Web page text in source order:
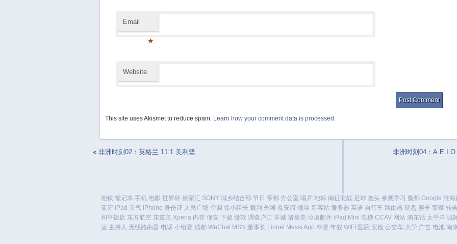
Email
*
Website
This site uses Akismet to reduce spam. Learn how your comment data is processed.
« 非洲时刻02：英格兰 11:1 美利坚 非洲时刻04：
地铁 笔记本 手机 电影 世界杯 徐家汇 SONY 城乡结合部 节日 帝都 办公室 唱片 地标 南征北战 足球 差头 参观学习 魔都 Google 淮海
蓝牙 iPad 天气 iPhone 身份证 人民广场 空调 徐小组长 裁判 外滩 临安府 领导 新客站 服务器 英语 自行车 路由器 硬盘 赛季 警察 转会
和平饭店 东方航空 东道主 Xperia 内存 保安 下载 微软 调查户口 羊城 诸葛亮 垃圾邮件 iPad Mini 电梯 CCAV 网站 浦东话 太平洋 城
运 主持人 无线路由器 电话 小组赛 成都 WeChat MSN 董事长 Lionel Messi App 奉贤 年假 WIFI 医院 安检 公交车 大学 广告 电池 南